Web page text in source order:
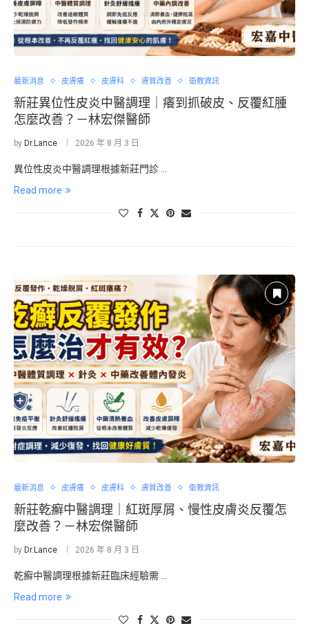
最新消息 皮膚癢 皮膚科 膚質改善 衛教資訊
新莊異位性皮炎中醫調理｜癢到抓破皮、反覆紅腫
怎麼改善？－林宏傑醫師
by Dr.Lance 2026 年 8 月 3 日
異位性皮炎中醫調理根據新莊門診 …
Read more
最新消息 皮膚癢 皮膚科 膚質改善 衛教資訊
新莊乾癬中醫調理｜紅斑厚屑、慢性皮膚炎反覆怎
麼改善？－林宏傑醫師
by Dr.Lance 2026 年 8 月 3 日
乾癬中醫調理根據新莊臨床經驗需 …
Read more